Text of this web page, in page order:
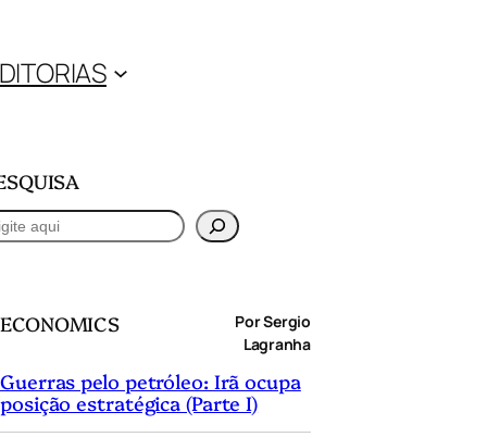
ECONOMICS
Por Sergio
Lagranha
Guerras pelo petróleo: Irã ocupa
posição estratégica (Parte I)